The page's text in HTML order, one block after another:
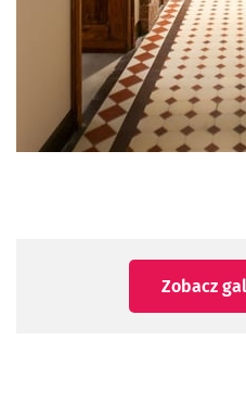
Zobacz